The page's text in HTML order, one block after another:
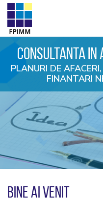
CONSULTANTA IN
PLANURI DE
FINANTARI
BINE AI VENIT